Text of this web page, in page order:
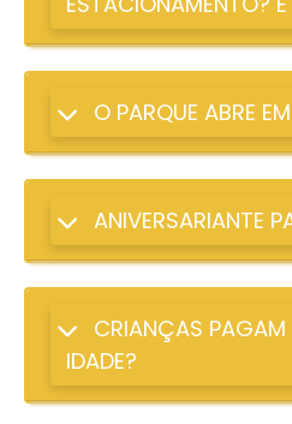
O PARQUE ABRE
ANIVERSARIANTE
IDADE?